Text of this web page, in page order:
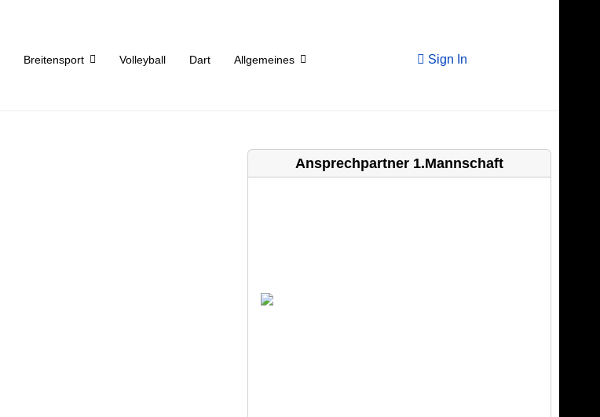
Breitensport Volleyball Dart Allgemeines Sign In
Ansprechpartner 1.Mannschaft